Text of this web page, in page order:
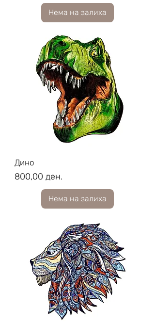
Нема на залиха
Дино
Price
800,00 ден.
Нема на залиха